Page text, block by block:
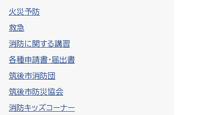
火災予防
救急
消防に関する講習
各種申請書・届出書
筑後市消防団
筑後市防災協会
消防キッズコーナー